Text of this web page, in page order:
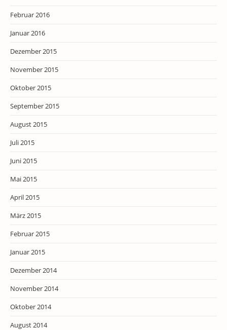
Februar 2016
Januar 2016
Dezember 2015
November 2015
Oktober 2015
September 2015
August 2015
Juli 2015
Juni 2015
Mai 2015
April 2015
März 2015
Februar 2015
Januar 2015
Dezember 2014
November 2014
Oktober 2014
August 2014